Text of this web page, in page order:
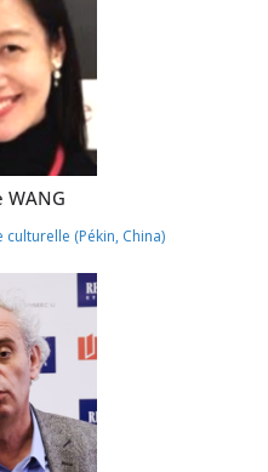
WANG
(Pékin, China)